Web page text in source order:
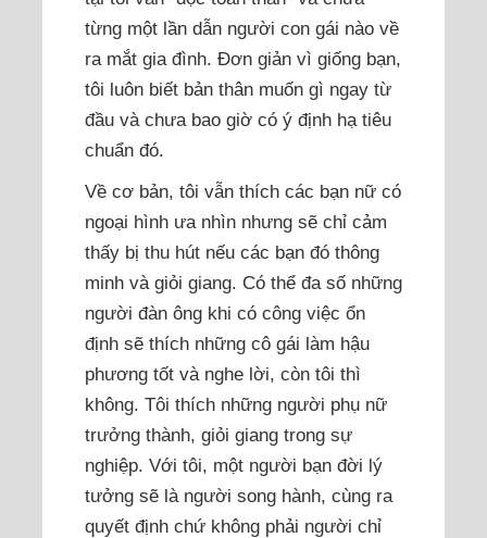
từng một lần dẫn người con gái nào về
ra mắt gia đình. Đơn giản vì giống bạn,
tôi luôn biết bản thân muốn gì ngay từ
đầu và chưa bao giờ có ý định hạ tiêu
chuẩn đó.
Về cơ bản, tôi vẫn thích các bạn nữ có
ngoại hình ưa nhìn nhưng sẽ chỉ cảm
thấy bị thu hút nếu các bạn đó thông
minh và giỏi giang. Có thể đa số những
người đàn ông khi có công việc ổn
định sẽ thích những cô gái làm hậu
phương tốt và nghe lời, còn tôi thì
không. Tôi thích những người phụ nữ
trưởng thành, giỏi giang trong sự
nghiệp. Với tôi, một người bạn đời lý
tưởng sẽ là người song hành, cùng ra
quyết định chứ không phải người chỉ